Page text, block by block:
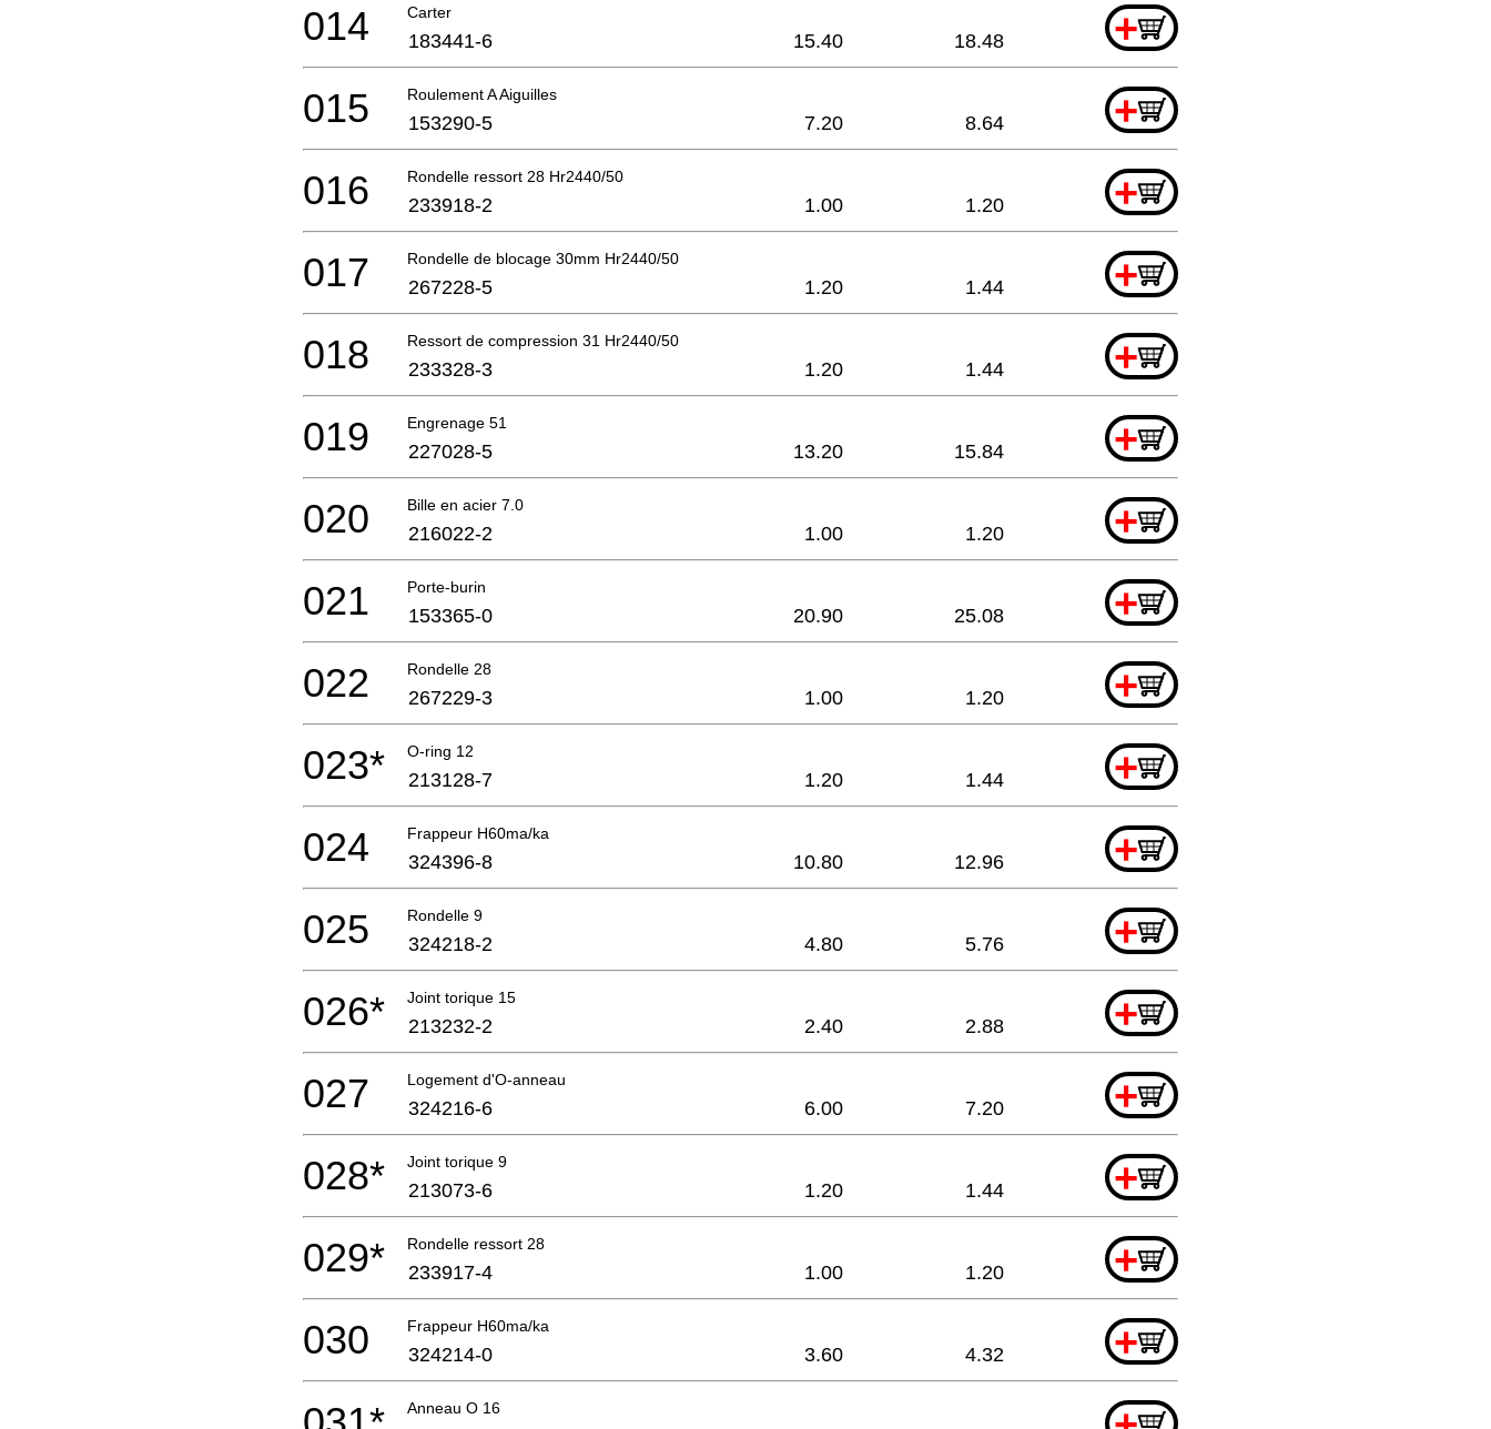
Carter +
014 183441-6 15.40 18.48
Roulement A Aiguilles +
015 153290-5 7.20 8.64
Rondelle ressort 28 Hr2440/50 +
016 233918-2 1.00 1.20
Rondelle de blocage 30mm Hr2440/50 +
017 267228-5 1.20 1.44
Ressort de compression 31 Hr2440/50 +
018 233328-3 1.20 1.44
Engrenage 51 +
019 227028-5 13.20 15.84
Bille en acier 7.0 +
020 216022-2 1.00 1.20
Porte-burin +
021 153365-0 20.90 25.08
Rondelle 28 +
022 267229-3 1.00 1.20
O-ring 12 +
023* 213128-7 1.20 1.44
Frappeur H60ma/ka +
024 324396-8 10.80 12.96
Rondelle 9 +
025 324218-2 4.80 5.76
Joint torique 15 +
026* 213232-2 2.40 2.88
Logement d'O-anneau +
027 324216-6 6.00 7.20
Joint torique 9 +
028* 213073-6 1.20 1.44
Rondelle ressort 28 +
029* 233917-4 1.00 1.20
Frappeur H60ma/ka +
030 324214-0 3.60 4.32
Anneau O 16